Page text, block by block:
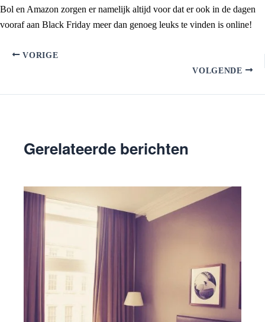
Bol en Amazon zorgen er namelijk altijd voor dat er ook in de dagen
vooraf aan Black Friday meer dan genoeg leuks te vinden is online!
VORIGE
VOLGENDE
Gerelateerde berichten